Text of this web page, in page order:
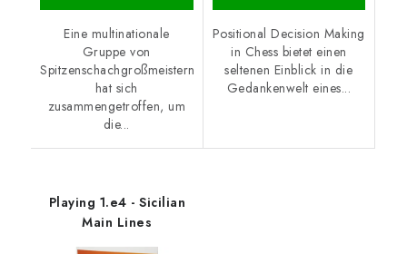
Eine multinationale
Gruppe von
Spitzenschachgroßmeistern
hat sich
zusammengetroffen, um
die...
Positional Decision Making
in Chess bietet einen
seltenen Einblick in die
Gedankenwelt eines...
Playing 1.e4 - Sicilian
Main Lines